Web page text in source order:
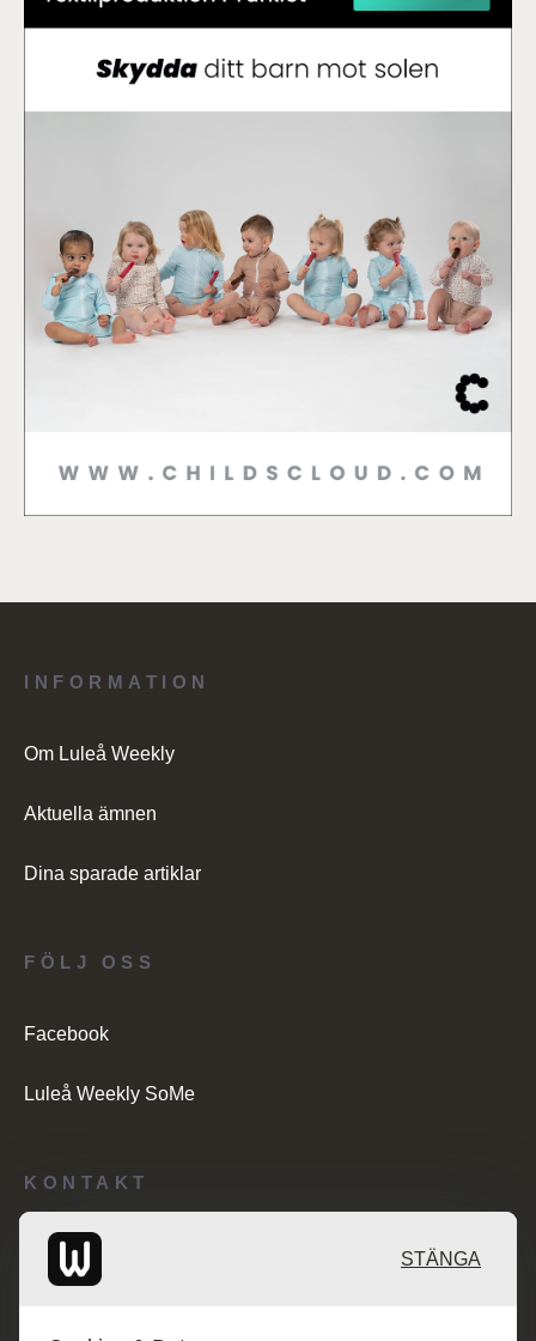
INFORMATION
Om Luleå Weekly
Aktuella ämnen
Dina sparade artiklar
KONTAKT
Redaktionen: desk@maratongroup.com
FÖLJ OSS
Facebook
Luleå Weekly SoMe
STÄNGA